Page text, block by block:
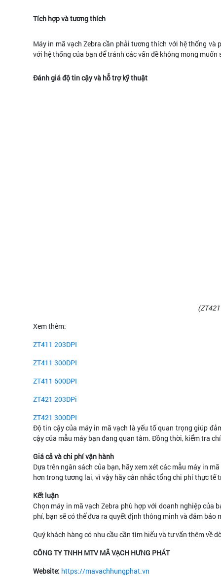
Tích hợp và tương thích
Máy in mã vạch Zebra cần phải tương thích với hệ thống
với hệ thống của bạn để tránh các vấn đề không mong muốn
Đánh giá độ tin cậy và hỗ trợ kỹ thuật
Xem thêm:
ZT411 203DPI
ZT411 300DPI
ZT411 600DPI
ZT421 203DPi
ZT421 300DPI
Độ tin cậy của máy in mã vạch là yếu tố quan trọng giúp
cậy của mẫu máy bạn đang quan tâm. Đồng thời, kiểm tra
Giá cả và chi phí vận hành
Dựa trên ngân sách của bạn, hãy xem xét các mẫu máy in
hơn trong tương lai, vì vậy hãy cân nhắc tổng chi phí thực tế
Kết luận
Chọn máy in mã vạch Zebra phù hợp với doanh nghiệp
phí, bạn sẽ có thể đưa ra quyết định thông minh và đảm
Quý khách hàng có nhu cầu cần tìm hiểu và tư vấn thêm về
CÔNG TY TNHH MTV MÃ VẠCH HƯNG PHÁT
Website: https://mavachhungphat.vn